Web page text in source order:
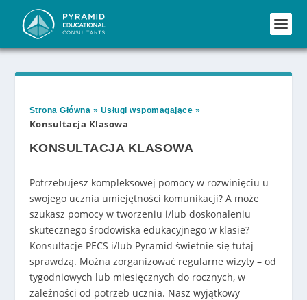
Strona Główna » Usługi wspomagające »
Konsultacja Klasowa
KONSULTACJA KLASOWA
Potrzebujesz kompleksowej pomocy w rozwinięciu u
swojego ucznia umiejętności komunikacji? A może
szukasz pomocy w tworzeniu i/lub doskonaleniu
skutecznego środowiska edukacyjnego w klasie?
Konsultacje PECS i/lub Pyramid świetnie się tutaj
sprawdzą. Można zorganizować regularne wizyty – od
tygodniowych lub miesięcznych do rocznych, w
zależności od potrzeb ucznia. Nasz wyjątkowy